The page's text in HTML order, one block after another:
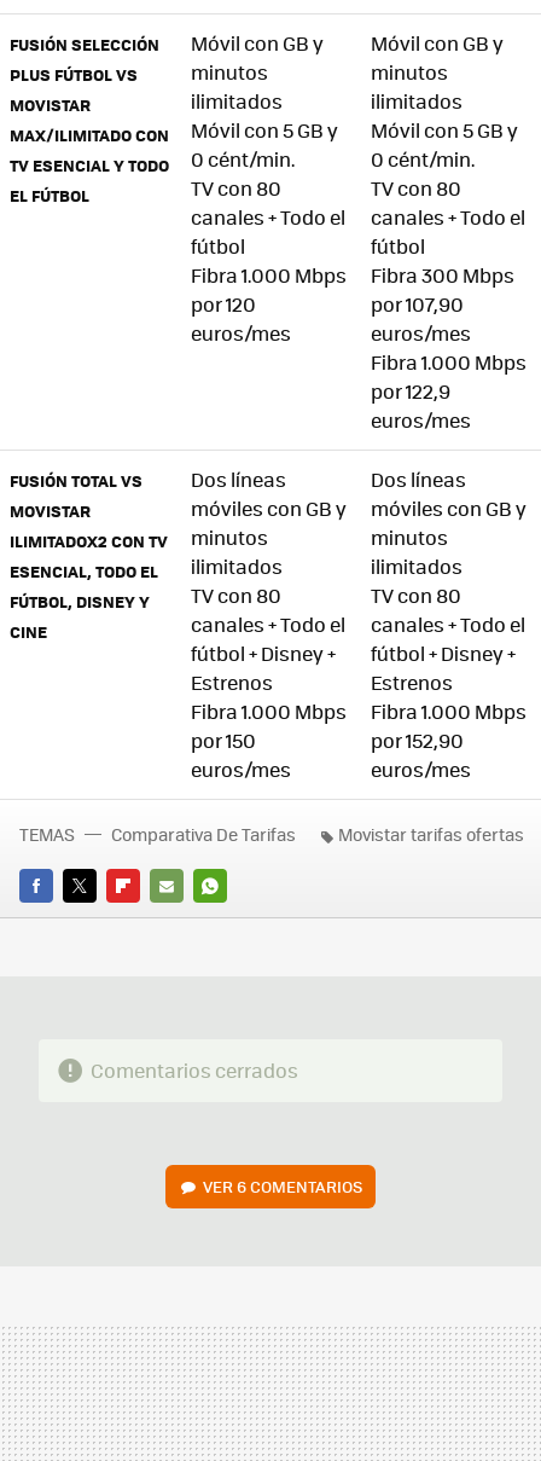
FUSIÓN SELECCIÓN
PLUS FÚTBOL VS
MOVISTAR
MAX/ILIMITADO CON
TV ESENCIAL Y TODO
EL FÚTBOL
Móvil con GB y
minutos
ilimitados
Móvil con 5 GB y
0 cént/min.
TV con 80
canales + Todo el
fútbol
Fibra 1.000 Mbps
por 120
euros/mes
Móvil con GB y
minutos
ilimitados
Móvil con 5 GB y
0 cént/min.
TV con 80
canales + Todo el
fútbol
Fibra 300 Mbps
por 107,90
euros/mes
Fibra 1.000 Mbps
por 122,9
euros/mes
FUSIÓN TOTAL VS
MOVISTAR
ILIMITADOX2 CON TV
ESENCIAL, TODO EL
FÚTBOL, DISNEY Y
CINE
Dos líneas
móviles con GB y
minutos
ilimitados
TV con 80
canales + Todo el
fútbol + Disney +
Estrenos
Fibra 1.000 Mbps
por 150
euros/mes
Dos líneas
móviles con GB y
minutos
ilimitados
TV con 80
canales + Todo el
fútbol + Disney +
Estrenos
Fibra 1.000 Mbps
por 152,90
euros/mes
FACEBOOK
TWITTERFLIPBOARD
E-
WHATSAPP
TEMAS Comparativa De Tarifas Movistar tarifas ofertas
Comentarios cerrados
VER 6 COMENTARIOS